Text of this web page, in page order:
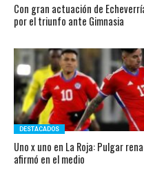
Con gran actuación de
por el triunfo ante Gimnasia
DESTACADOS
Uno x uno en La Roja: Pulgar
afirmó en el medio